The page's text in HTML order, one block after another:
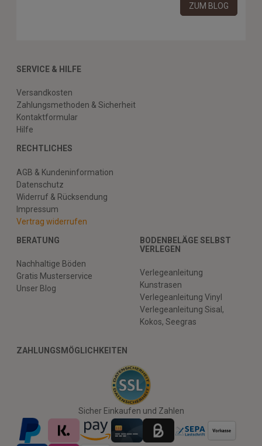
ZUM BLOG
SERVICE & HILFE
Versandkosten
Zahlungsmethoden & Sicherheit
Kontaktformular
Hilfe
RECHTLICHES
AGB & Kundeninformation
Datenschutz
Widerruf & Rücksendung
Impressum
Vertrag widerrufen
BERATUNG
Nachhaltige Böden
Gratis Musterservice
Unser Blog
BODENBELÄGE SELBST
VERLEGEN
Verlegeanleitung
Kunstrasen
Verlegeanleitung Vinyl
Verlegeanleitung Sisal,
Kokos, Seegras
ZAHLUNGSMÖGLICHKEITEN
Sicher Einkaufen und Zahlen